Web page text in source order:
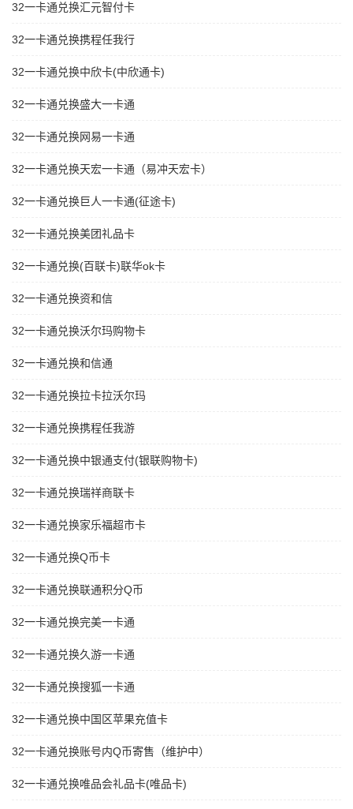
32一卡通兑换汇元智付卡
32一卡通兑换携程任我行
32一卡通兑换中欣卡(中欣通卡)
32一卡通兑换盛大一卡通
32一卡通兑换网易一卡通
32一卡通兑换天宏一卡通（易冲天宏卡）
32一卡通兑换巨人一卡通(征途卡)
32一卡通兑换美团礼品卡
32一卡通兑换(百联卡)联华ok卡
32一卡通兑换资和信
32一卡通兑换沃尔玛购物卡
32一卡通兑换和信通
32一卡通兑换拉卡拉沃尔玛
32一卡通兑换携程任我游
32一卡通兑换中银通支付(银联购物卡)
32一卡通兑换瑞祥商联卡
32一卡通兑换家乐福超市卡
32一卡通兑换Q币卡
32一卡通兑换联通积分Q币
32一卡通兑换完美一卡通
32一卡通兑换久游一卡通
32一卡通兑换搜狐一卡通
32一卡通兑换中国区苹果充值卡
32一卡通兑换账号内Q币寄售（维护中）
32一卡通兑换唯品会礼品卡(唯品卡)